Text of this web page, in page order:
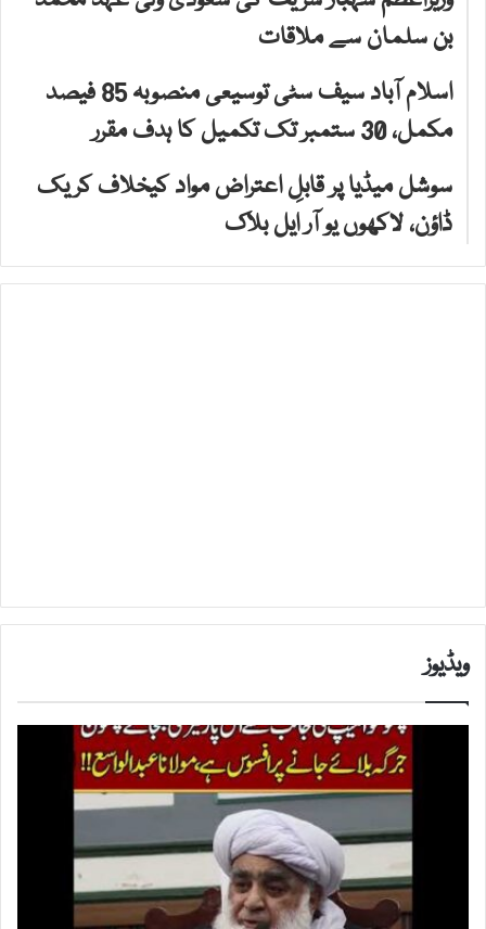
بن سلمان سے ملاقات
اسلام آباد سیف سٹی توسیعی منصوبہ 85 فیصد
مکمل، 30 ستمبر تک تکمیل کا ہدف مقرر
سوشل میڈیا پر قابلِ اعتراض مواد کیخلاف کریک
ڈاؤن، لاکھوں یو آر ایل بلاک
ویڈیوز